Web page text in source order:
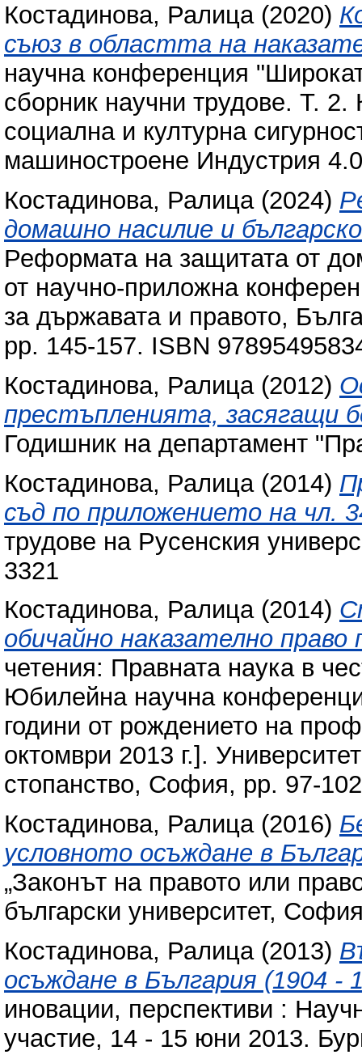
Костадинова, Ралица(2020)
съюз в областта на
научна конференция
сборник научни трудове. Т. 2.
социална и културна
машиностроене Индустрия
Костадинова, Ралица(2024)
домашно насилие и
Реформата на защитата от
от научно-приложна
за държавата и правото,
pp. 145-157. ISBN
Костадинова, Ралица(2012)
престъпленията, засягащи
Годишник на департамент
Костадинова, Ралица(2014)
съд по приложението на чл.
трудове на Русенския
3321
Костадинова, Ралица(2014)
обичайно наказателно право
четения: Правната наука в
Юбилейна научна
години от рождението на
октомври 2013 г.].
стопанство, София, pp. 97-
Костадинова, Ралица(2016)
условното осъждане в
„Законът на правото или
български университет,
Костадинова, Ралица(2013)
осъждане в България (1904 -
иновации, перспективи :
участие, 14 - 15 юни 2013.